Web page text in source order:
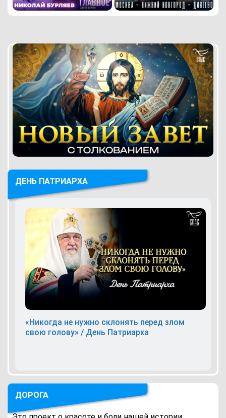
ДЕНЬ ПАТРИАРХА
«Никогда не нужно склонять перед злом
свою голову» / День Патриарха
ДОРОГА